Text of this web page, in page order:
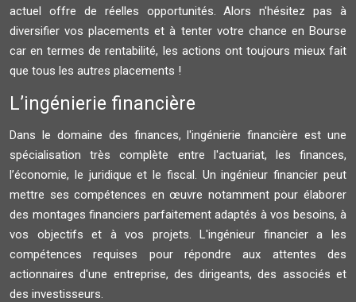
actuel offre de réelles opportunités. Alors n'hésitez pas à
diversifier vos placements et à tenter votre chance en Bourse
car en termes de rentabilité, les actions ont toujours mieux fait
que tous les autres placements !
L’ingénierie financière
Dans le domaine des finances, l'ingénierie financière est une
spécialisation très complète entre l'actuariat, les finances,
l’économie, le juridique et le fiscal. Un ingénieur financier peut
mettre ses compétences en œuvre notamment pour élaborer
des montages financiers parfaitement adaptés à vos besoins, à
vos objectifs et à vos projets. L'ingénieur financier a les
compétences requises pour répondre aux attentes des
actionnaires d'une entreprise, des dirigeants, des associés et
des investisseurs.